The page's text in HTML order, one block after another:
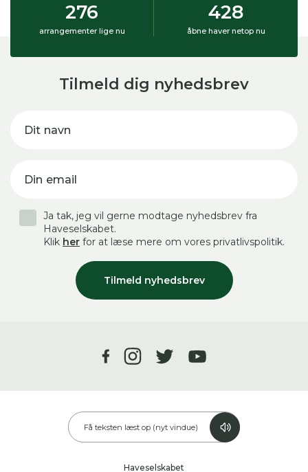
276
arrangementer lige nu
428
åbne haver netop nu
Tilmeld dig nyhedsbrev
Dit navn
Din email
Tilmeld nyhedsbrev
Ja tak, jeg vil gerne modtage nyhedsbrev fra
Haveselskabet.
Klik her for at læse mere om vores privatlivspolitik.
Få teksten læst op (nyt vindue)
Haveselskabet